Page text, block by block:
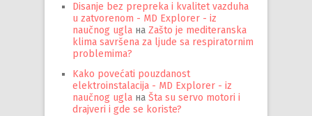
Disanje bez prepreka i kvalitet vazduha
u zatvorenom - MD Explorer - iz
naučnog ugla на Zašto je mediteranska
klima savršena za ljude sa respiratornim
problemima?
Kako povećati pouzdanost
elektroinstalacija - MD Explorer - iz
naučnog ugla на Šta su servo motori i
drajveri i gde se koriste?